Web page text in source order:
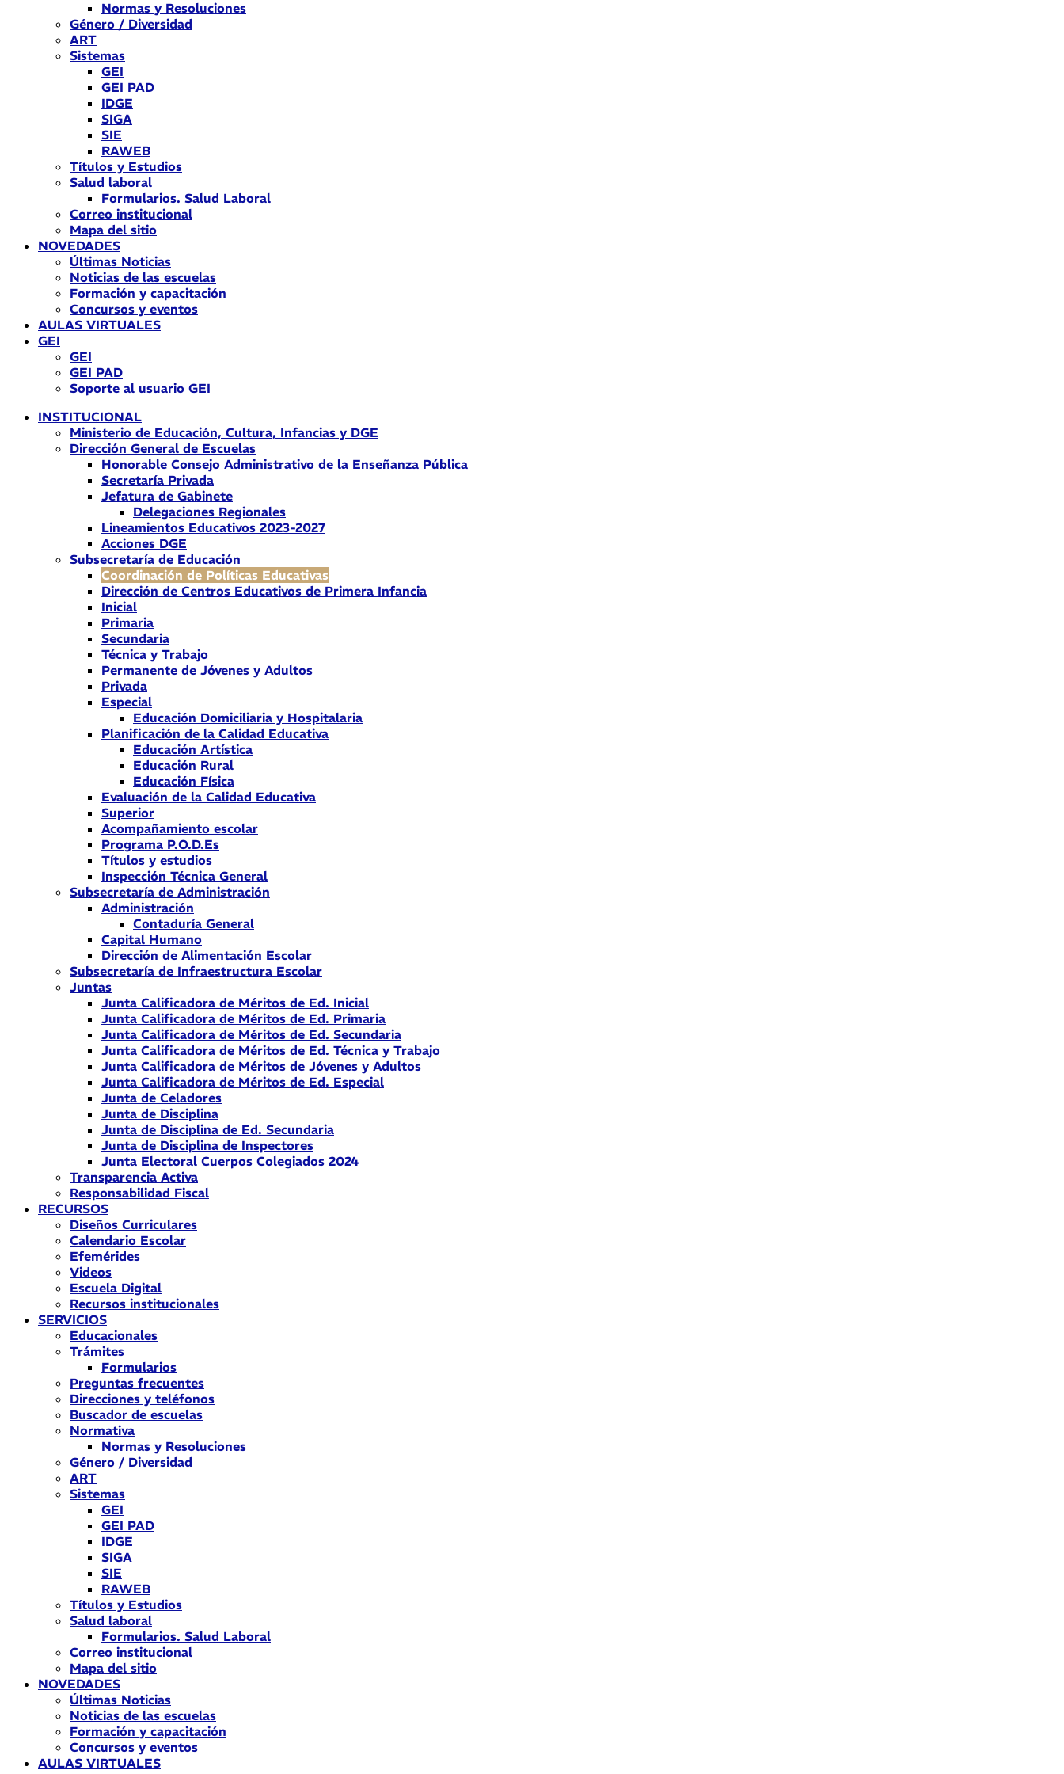
Normas y Resoluciones
Género / Diversidad
ART
Sistemas
GEI
GEI PAD
IDGE
SIGA
SIE
RAWEB
Títulos y Estudios
Salud laboral
Formularios. Salud Laboral
Correo institucional
Mapa del sitio
NOVEDADES
Últimas Noticias
Noticias de las escuelas
Formación y capacitación
Concursos y eventos
AULAS VIRTUALES
GEI
GEI
GEI PAD
Soporte al usuario GEI
INSTITUCIONAL
Ministerio de Educación, Cultura, Infancias y DGE
Dirección General de Escuelas
Honorable Consejo Administrativo de la Enseñanza Pública
Secretaría Privada
Jefatura de Gabinete
Delegaciones Regionales
Lineamientos Educativos 2023-2027
Acciones DGE
Subsecretaría de Educación
Coordinación de Políticas Educativas
Dirección de Centros Educativos de Primera Infancia
Inicial
Primaria
Secundaria
Técnica y Trabajo
Permanente de Jóvenes y Adultos
Privada
Especial
Educación Domiciliaria y Hospitalaria
Planificación de la Calidad Educativa
Educación Artística
Educación Rural
Educación Física
Evaluación de la Calidad Educativa
Superior
Acompañamiento escolar
Programa P.O.D.Es
Títulos y estudios
Inspección Técnica General
Subsecretaría de Administración
Administración
Contaduría General
Capital Humano
Dirección de Alimentación Escolar
Subsecretaría de Infraestructura Escolar
Juntas
Junta Calificadora de Méritos de Ed. Inicial
Junta Calificadora de Méritos de Ed. Primaria
Junta Calificadora de Méritos de Ed. Secundaria
Junta Calificadora de Méritos de Ed. Técnica y Trabajo
Junta Calificadora de Méritos de Jóvenes y Adultos
Junta Calificadora de Méritos de Ed. Especial
Junta de Celadores
Junta de Disciplina
Junta de Disciplina de Ed. Secundaria
Junta de Disciplina de Inspectores
Junta Electoral Cuerpos Colegiados 2024
Transparencia Activa
Responsabilidad Fiscal
RECURSOS
Diseños Curriculares
Calendario Escolar
Efemérides
Videos
Escuela Digital
Recursos institucionales
SERVICIOS
Educacionales
Trámites
Formularios
Preguntas frecuentes
Direcciones y teléfonos
Buscador de escuelas
Normativa
Normas y Resoluciones
Género / Diversidad
ART
Sistemas
GEI
GEI PAD
IDGE
SIGA
SIE
RAWEB
Títulos y Estudios
Salud laboral
Formularios. Salud Laboral
Correo institucional
Mapa del sitio
NOVEDADES
Últimas Noticias
Noticias de las escuelas
Formación y capacitación
Concursos y eventos
AULAS VIRTUALES